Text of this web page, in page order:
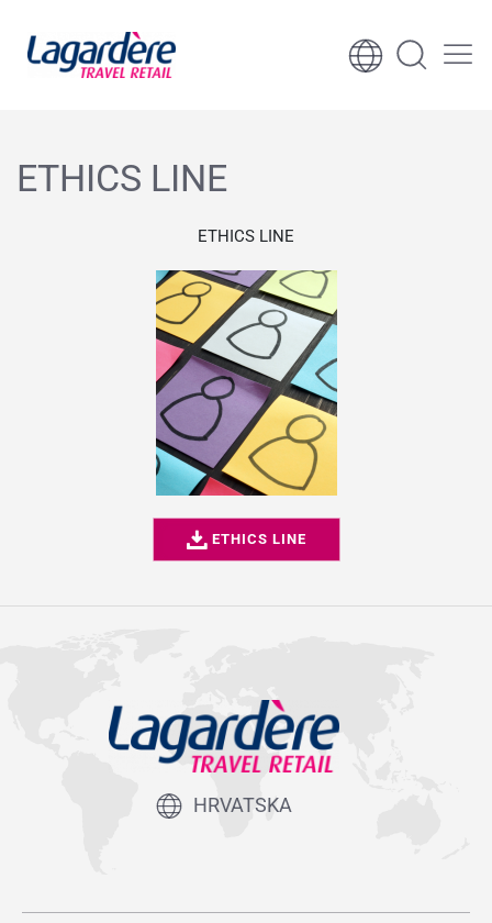
Skoči na sadržaj
ETHICS LINE
ETHICS LINE
ETHICS LINE
HRVATSKA